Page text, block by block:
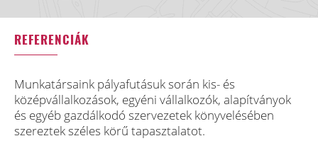
REFERENCIÁK
Munkatársaink pályafutásuk során kis- és
középvállalkozások, egyéni vállalkozók, alapítványok
és egyéb gazdálkodó szervezetek könyvelésében
szereztek széles körű tapasztalatot.